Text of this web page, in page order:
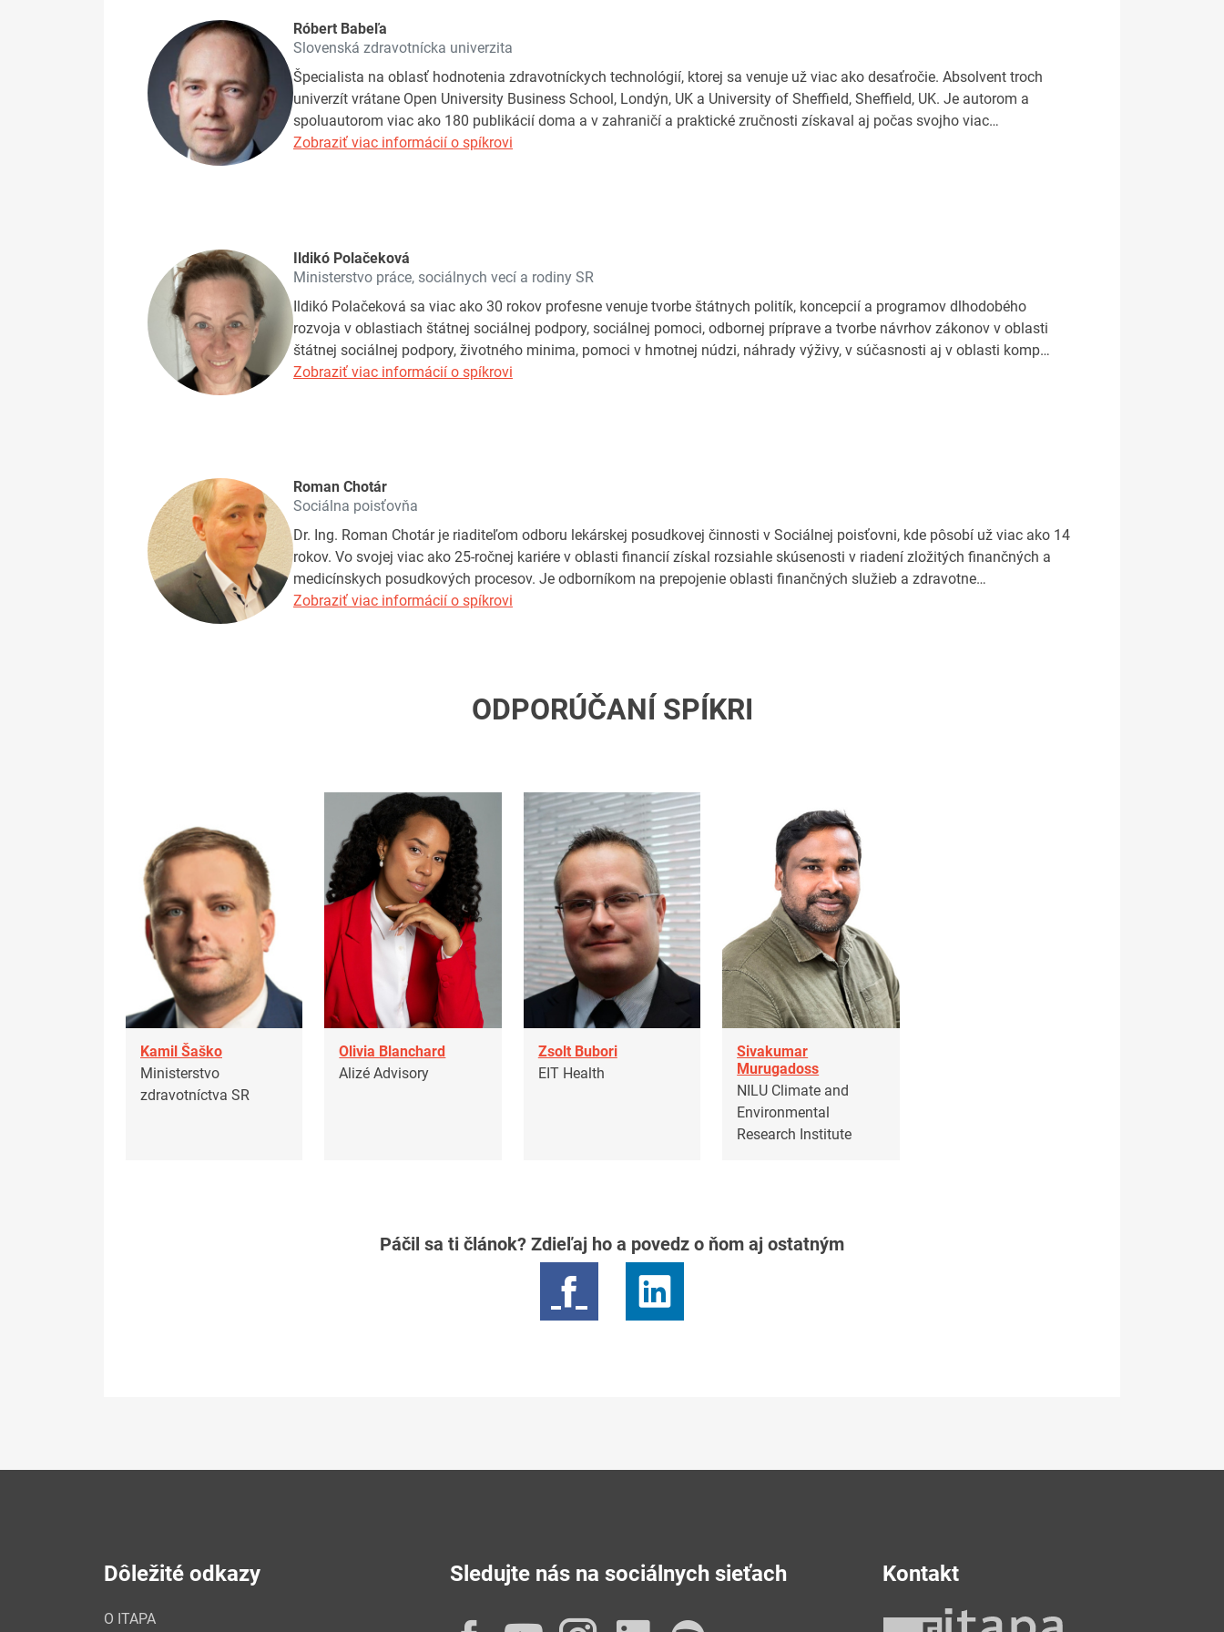
Róbert Babeľa
Slovenská zdravotnícka univerzita
Špecialista na oblasť hodnotenia zdravotníckych technológií, ktorej sa venuje už viac ako desaťročie. Absolvent troch
univerzít vrátane Open University Business School, Londýn, UK a University of Sheffield, Sheffield, UK. Je autorom a
spoluautorom viac ako 180 publikácií doma a v zahraničí a praktické zručnosti získaval aj počas svojho viac…
Zobraziť viac informácií o spíkrovi
Ildikó Polačeková
Ministerstvo práce, sociálnych vecí a rodiny SR
Ildikó Polačeková sa viac ako 30 rokov profesne venuje tvorbe štátnych politík, koncepcií a programov dlhodobého
rozvoja v oblastiach štátnej sociálnej podpory, sociálnej pomoci, odbornej príprave a tvorbe návrhov zákonov v oblasti
štátnej sociálnej podpory, životného minima, pomoci v hmotnej núdzi, náhrady výživy, v súčasnosti aj v oblasti komp…
Zobraziť viac informácií o spíkrovi
Roman Chotár
Sociálna poisťovňa
Dr. Ing. Roman Chotár je riaditeľom odboru lekárskej posudkovej činnosti v Sociálnej poisťovni, kde pôsobí už viac ako 14
rokov. Vo svojej viac ako 25-ročnej kariére v oblasti financií získal rozsiahle skúsenosti v riadení zložitých finančných a
medicínskych posudkových procesov. Je odborníkom na prepojenie oblasti finančných služieb a zdravotne…
Zobraziť viac informácií o spíkrovi
ODPORÚČANÍ SPÍKRI
Kamil Šaško
Ministerstvo
zdravotníctva SR
Olivia Blanchard
Alizé Advisory
Zsolt Bubori
EIT Health
Sivakumar
Murugadoss
NILU Climate and
Environmental
Research Institute
Páčil sa ti článok? Zdieľaj ho a povedz o ňom aj ostatným
Dôležité odkazy
O ITAPA
Sledujte nás na sociálnych sieťach Kontakt